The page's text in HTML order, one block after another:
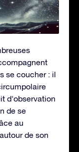
se coucher : il
d'observation
de se
au
de son